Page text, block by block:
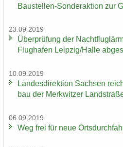
Baustellen-​Sonderaktion zur
23.09.2019
Über­prü­fung der
Flug­ha­fen Leip­zig/Halle
10.09.2019
Lan­des­di­rek­ti­on Sach­sen
bau der Merk­wit­zer
06.09.2019
Weg frei für neue